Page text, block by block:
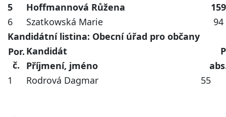
5
Hoffmannová Růžena
159
6
Szatkowská Marie
94
Kandidátní listina: Obecní úřad pro občany
Por.
č.
Kandidát
Příjmení, jméno
1
Rodrová Dagmar 55